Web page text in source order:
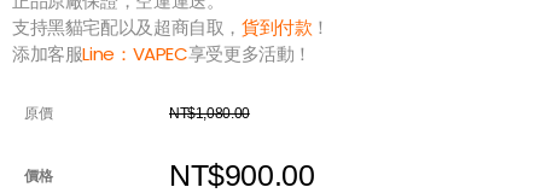
支持黑貓宅配以及超商自取，貨到付款 ！
添加客服Line： VAPEC享受更多活動！
原價 NT$1,080.00
價格 NT$900.00